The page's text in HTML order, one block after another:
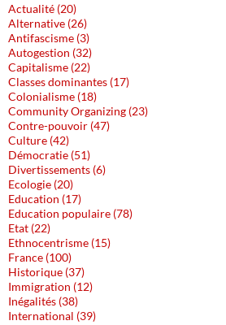
Actualité (20)
Alternative (26)
Antifascisme (3)
Autogestion (32)
Capitalisme (22)
Classes dominantes (17)
Colonialisme (18)
Community Organizing (23)
Contre-pouvoir (47)
Culture (42)
Démocratie (51)
Divertissements (6)
Ecologie (20)
Education (17)
Education populaire (78)
Etat (22)
Ethnocentrisme (15)
France (100)
Historique (37)
Immigration (12)
Inégalités (38)
International (39)